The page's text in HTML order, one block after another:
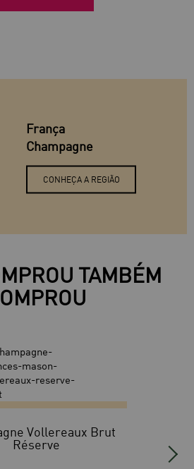
França
Champagne
CONHEÇA A REGIÃO
TAMBÉM
Vollereaux Brut
Réserve